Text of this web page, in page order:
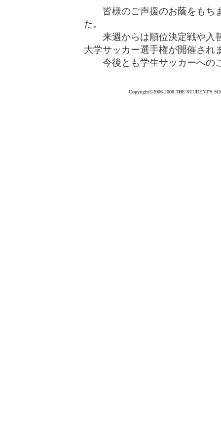
皆様のご声援のお蔭をもち
た。
来週からは順位決定戦や入替
大学サッカー選手権が開催され
今後とも学生サッカーへの
Copyright©2006-2008 THE STUDENT'S